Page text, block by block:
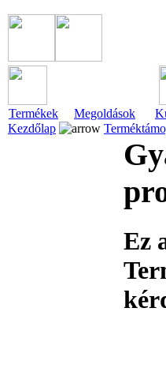
Termékek Megoldások
Kezdőlap
Ez